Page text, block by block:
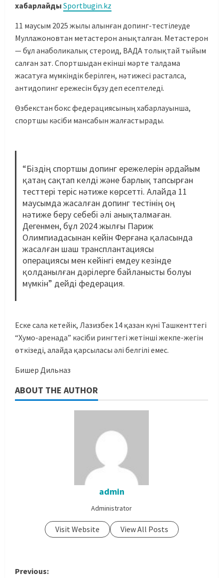
хабарлайды Sportbugin.kz
11 маусым 2025 жылы алынған допинг-тестілеуде
Муллажоновтан метастерон анықталған. Метастерон
— бұл анаболикалық стероид, ВАДА толықтай тыйым
салған зат. Спортшыдан екінші мәрте талдама
жасатуға мүмкіндік берілген, нәтижесі расталса,
антидопинг ережесін бұзу деп есептеледі.
Өзбекстан бокс федерациясының хабарлауынша,
спортшы кәсіби мансабын жалғастырады.
“Біздің спортшы допинг ережелерін әрдайым
қатаң сақтап келді және барлық тапсырған
тесттері теріс нәтиже көрсетті. Алайда 11
маусымда жасалған допинг тестінің оң
нәтиже беру себебі әлі анықталмаған.
Дегенмен, бұл 2024 жылғы Париж
Олимпиадасынан кейін Ферғана қаласында
жасалған шаш трансплантациясы
операциясы мен кейінгі емдеу кезінде
қолданылған дәрілерге байланысты болуы
мүмкін” дейді федерация.
Еске сала кетейік, Лазизбек 14 қазан күні Ташкенттегі
“Хумо-аренада” кәсіби рингтегі жетінші жекпе-жегін
өткізеді, алайда қарсыласы әлі белгілі емес.
Бишер Дильназ
ABOUT THE AUTHOR
admin
Administrator
Visit Website View All Posts
Previous: